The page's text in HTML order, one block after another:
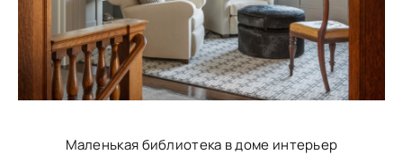
Маленькая библиотека в доме интерьер